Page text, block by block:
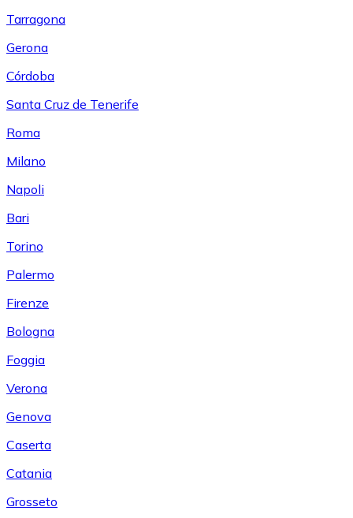
Tarragona
Gerona
Córdoba
Santa Cruz de Tenerife
Roma
Milano
Napoli
Bari
Torino
Palermo
Firenze
Bologna
Foggia
Verona
Genova
Caserta
Catania
Grosseto